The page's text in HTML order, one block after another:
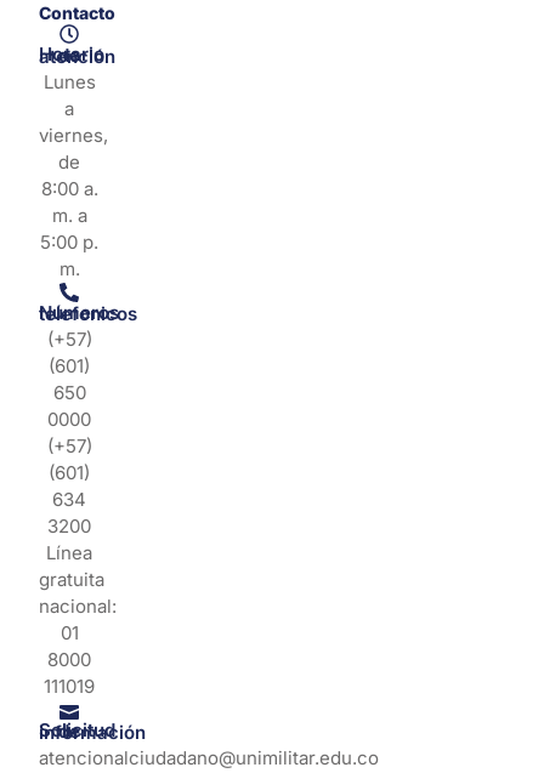
Contacto
Horario de atención
Lunes
a
viernes,
de
8:00 a.
m. a
5:00 p.
m.
Números telefonicos
(+57)
(601)
650
0000
(+57)
(601)
634
3200
Línea
gratuita
nacional:
01
8000
111019
Solicitud de información
atencionalciudadano@unimilitar.edu.co